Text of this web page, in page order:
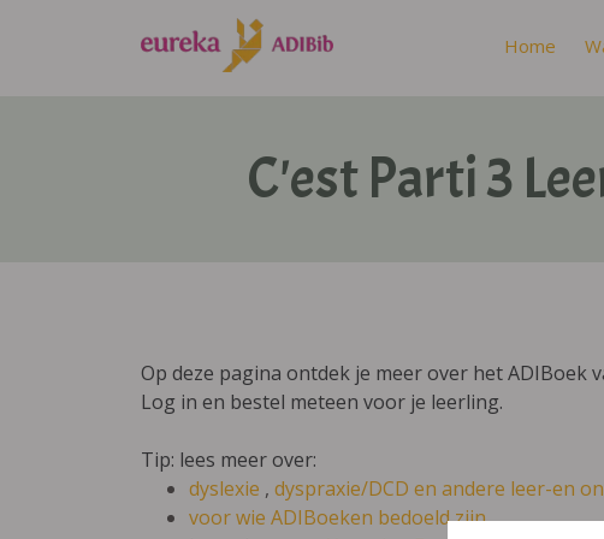
Home
C'est Parti 3
Op deze pagina ontdek je meer over het ADIBoek
Log in en bestel meteen voor je leerling.
Tip: lees meer over:
dyslexie , dyspraxie/DCD en andere leer-en
voor wie ADIBoeken bedoeld zijn